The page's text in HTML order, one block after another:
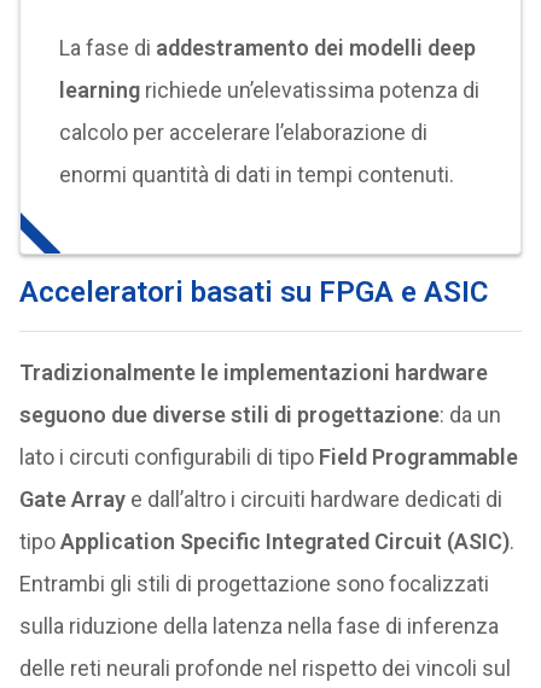
La fase di addestramento dei modelli deep
learningrichiede un’elevatissima potenza di
calcolo per accelerare l’elaborazione di
enormi quantità di dati in tempi contenuti.
Acceleratori basati su FPGA e ASIC
Tradizionalmente le implementazioni hardware
seguono due diverse stili di progettazione: da un
lato i circuti configurabili di tipo Field Programmable
Gate Arraye dall’altro i circuiti hardware dedicati di
tipoApplication Specific Integrated Circuit (ASIC).
Entrambi gli stili di progettazione sono focalizzati
sulla riduzione della latenza nella fase di inferenza
delle reti neurali profonde nel rispetto dei vincoli sul